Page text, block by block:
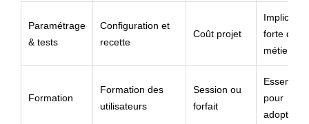
Paramétrage
& tests
Configuration et
recette
Coût projet
forte des
métiers
Formation
Formation des
utilisateurs
Session ou
forfait
Essentiel
pour
adoption